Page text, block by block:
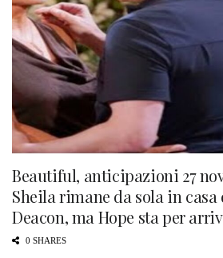
Beautiful, anticipazioni 27
Sheila rimane da sola in casa
Deacon, ma Hope sta per
0 SHARES